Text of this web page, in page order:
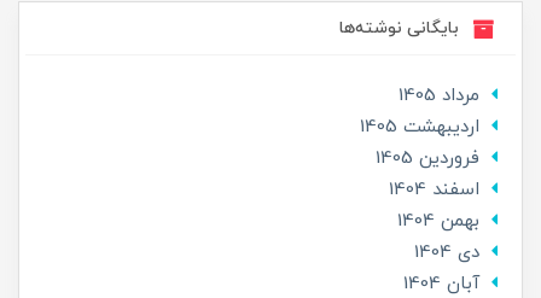
بایگانی نوشته‌ها
مرداد 1405
ارديبهشت 1405
فروردین 1405
اسفند 1404
بهمن 1404
دی 1404
آبان 1404